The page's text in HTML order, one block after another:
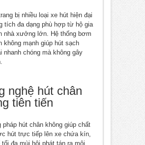
bị nhiều loại xe hút hiện đại
tích đa dạng phù hợp từ hộ gia
nhà xưởng lớn. Hệ thống bơm
không mạnh giúp hút sạch
nhanh chóng mà không gây
nghệ hút chân
tiên tiến
pháp hút chân không giúp chất
hút trực tiếp lên xe chứa kín,
tối đa mùi hôi phát tán ra môi